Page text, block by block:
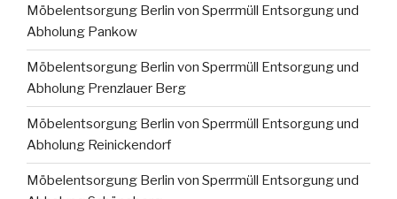
Möbelentsorgung Berlin von Sperrmüll Entsorgung und
Abholung Pankow
Möbelentsorgung Berlin von Sperrmüll Entsorgung und
Abholung Prenzlauer Berg
Möbelentsorgung Berlin von Sperrmüll Entsorgung und
Abholung Reinickendorf
Möbelentsorgung Berlin von Sperrmüll Entsorgung und